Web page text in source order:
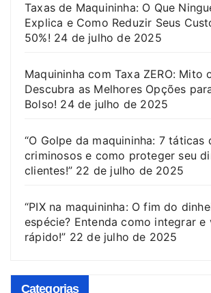
Taxas de Maquininha: O Que
Explica e Como Reduzir Seus
50%! 24 de julho de 2025
Maquininha com Taxa ZERO: Mito
Descubra as Melhores Opções
Bolso! 24 de julho de 2025
“O Golpe da maquininha: 7 táticas
criminosos e como proteger seu
clientes!” 22 de julho de 2025
“PIX na maquininha: O fim do
espécie? Entenda como integrar e
rápido!” 22 de julho de 2025
Categorias